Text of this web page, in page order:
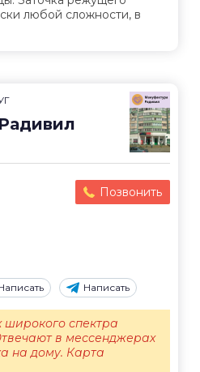
любой сложности, в
Позвонить
Написать
широкого спектра
в мессенджерах
на дому. Карта